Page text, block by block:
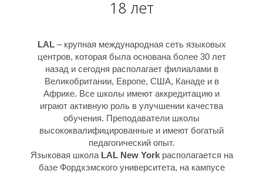
18 лет
LAL – крупная международная сеть языковых
центров, которая была основана более 30 лет
назад и сегодня располагает филиалами в
Великобритании, Европе, США, Канаде и в
Африке. Все школы имеют аккредитацию и
играют активную роль в улучшении качества
обучения. Преподаватели школы
высококвалифицированные и имеют богатый
педагогический опыт.
Языковая школаLAL New Yorkрасполагается на
базе Фордхэмского университета, на кампусе